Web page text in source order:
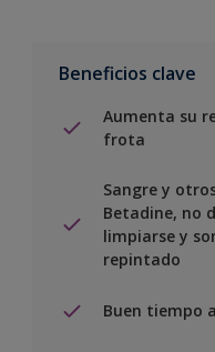
Beneficios clave
Aumenta su
frota
Sangre y
Betadine, no
limpiarse y
repintado
Buen tiempo